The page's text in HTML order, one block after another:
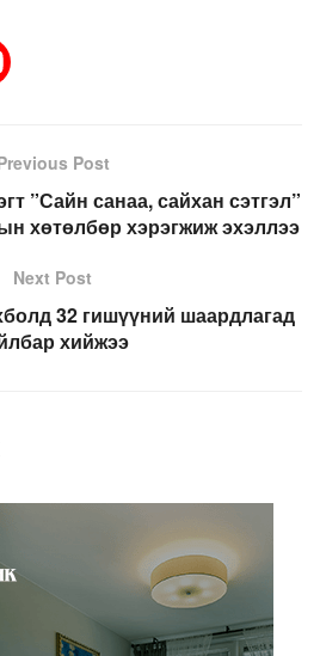
Post
”Сайн санаа, сайхан сэтгэл”
хөтөлбөр хэрэгжиж эхэллээ
Next Post
32 гишүүний шаардлагад
хийжээ